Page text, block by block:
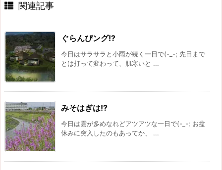
関連記事
ぐらんぴング!?
今日はサラサラと小雨が続く一日で(-_-; 先日まで
とは打って変わって、肌寒いと ...
みそはぎは!?
今日は雲が多めなれどアツアツな一日で(-_-; お盆
休みに突入したのもあってか、 ...